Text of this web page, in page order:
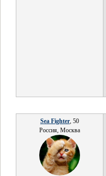
Sea Fighter, 50
Россия, Москва